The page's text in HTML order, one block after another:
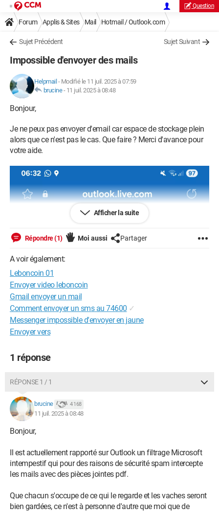
Question
Forum Applis & Sites Mail Hotmail / Outlook.com
Sujet Précédent Sujet Suivant
Impossible d'envoyer des mails
Helpmail - Modifié le 11 juil. 2025 à 07:59
brucine- 11 juil. 2025 à 08:48
Bonjour,
Je ne peux pas envoyer d'email car espace de stockage plein
alors que ce n'est pas le cas. Que faire ? Merci d'avance pour
votre aide.
Afficher la suite
Répondre (1) Moi aussi Partager
A voir également:
Leboncoin 01
Envoyer video leboncoin
Gmail envoyer un mail
Comment envoyer un sms au 74600 ✓
Messenger impossible d'envoyer en jaune
Envoyer vers
1 réponse
RÉPONSE 1 / 1
brucine 4 168
11 juil. 2025 à 08:48
Bonjour,
Il est actuellement rapporté sur Outlook un filtrage Microsoft
intempestif qui pour des raisons de sécurité spam intercepte
les mails avec des pièces jointes pdf.
Que chacun s'occupe de ce qui le regarde et les vaches seront
bien gardées, ce n'est à personne d'autre que moi que de